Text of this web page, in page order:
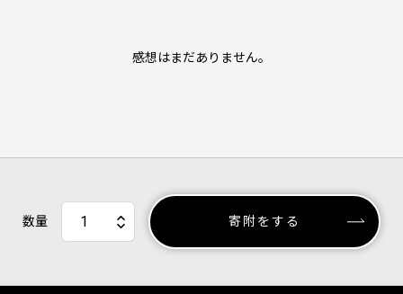
感想はまだありません。
数量 寄附をする